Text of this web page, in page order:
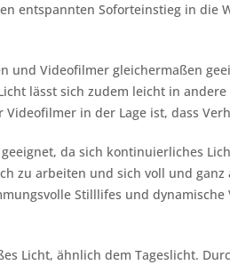
entspannten Soforteinstieg in die
und Videofilmer gleichermaßen
lässt sich zudem leicht in
in der Lage ist, dass
da sich kontinuierliches
zu arbeiten und sich voll und
Stilllifes und
Licht, ähnlich dem Tageslicht.